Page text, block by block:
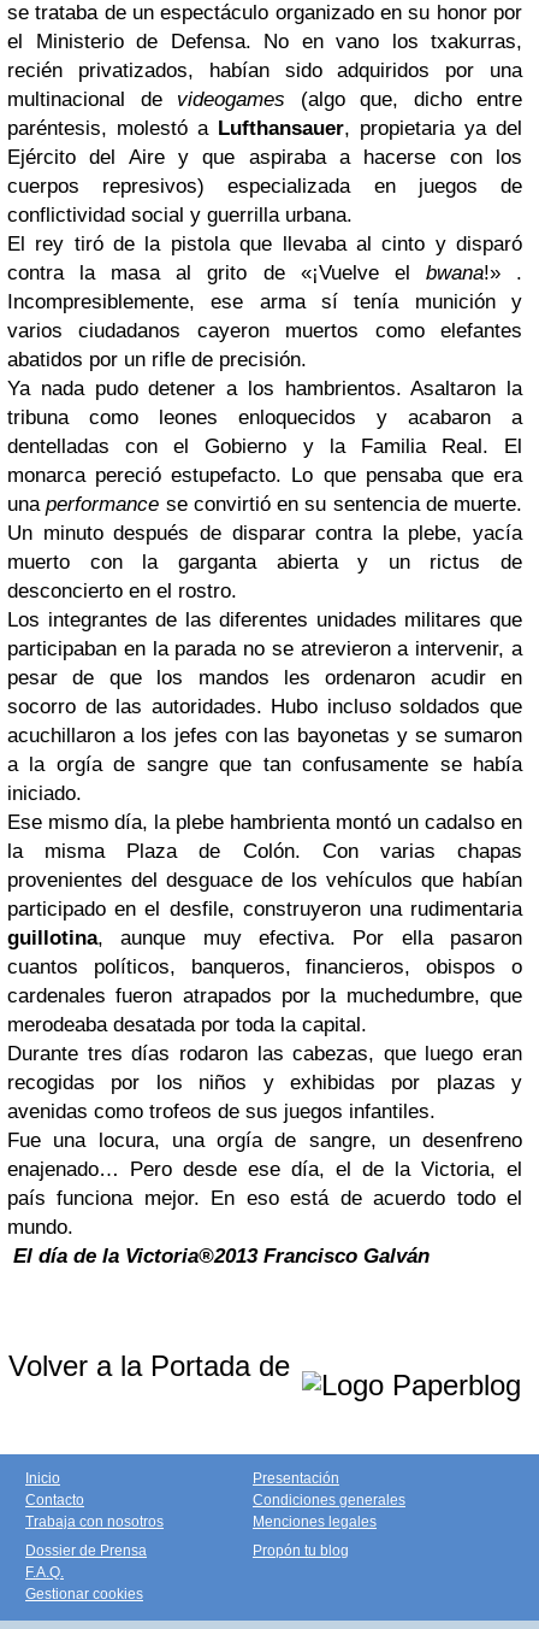
se trataba de un espectáculo organizado en su honor por
el Ministerio de Defensa. No en vano los txakurras,
recién privatizados, habían sido adquiridos por una
multinacional de videogames (algo que, dicho entre
paréntesis, molestó a Lufthansauer, propietaria ya del
Ejército del Aire y que aspiraba a hacerse con los
cuerpos represivos) especializada en juegos de
conflictividad social y guerrilla urbana.
El rey tiró de la pistola que llevaba al cinto y disparó
contra la masa al grito de «¡Vuelve el bwana!» .
Incompresiblemente, ese arma sí tenía munición y
varios ciudadanos cayeron muertos como elefantes
abatidos por un rifle de precisión.
Ya nada pudo detener a los hambrientos. Asaltaron la
tribuna como leones enloquecidos y acabaron a
dentelladas con el Gobierno y la Familia Real. El
monarca pereció estupefacto. Lo que pensaba que era
unaperformance se convirtió en su sentencia de muerte.
Un minuto después de disparar contra la plebe, yacía
muerto con la garganta abierta y un rictus de
desconcierto en el rostro.
Los integrantes de las diferentes unidades militares que
participaban en la parada no se atrevieron a intervenir, a
pesar de que los mandos les ordenaron acudir en
socorro de las autoridades. Hubo incluso soldados que
acuchillaron a los jefes con las bayonetas y se sumaron
a la orgía de sangre que tan confusamente se había
iniciado.
Ese mismo día, la plebe hambrienta montó un cadalso en
la misma Plaza de Colón. Con varias chapas
provenientes del desguace de los vehículos que habían
participado en el desfile, construyeron una rudimentaria
guillotina, aunque muy efectiva. Por ella pasaron
cuantos políticos, banqueros, financieros, obispos o
cardenales fueron atrapados por la muchedumbre, que
merodeaba desatada por toda la capital.
Durante tres días rodaron las cabezas, que luego eran
recogidas por los niños y exhibidas por plazas y
avenidas como trofeos de sus juegos infantiles.
Fue una locura, una orgía de sangre, un desenfreno
enajenado… Pero desde ese día, el de la Victoria, el
país funciona mejor. En eso está de acuerdo todo el
mundo.
El día de la Victoria®2013 Francisco Galván
Volver a la Portada de
Inicio
Contacto
Trabaja con nosotros
Presentación
Condiciones generales
Menciones legales
Dossier de Prensa
F.A.Q.
Gestionar cookies
Propón tu blog